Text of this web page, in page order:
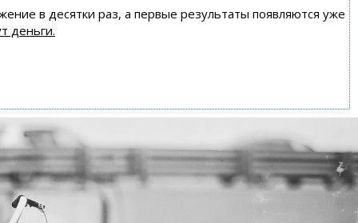
в десятки раз, а первые результаты появляются уже
деньги.